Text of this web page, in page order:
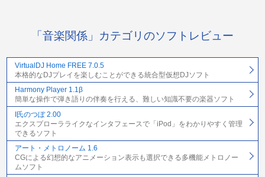
「音楽関係」カテゴリのソフトレビュー
VirtualDJ Home FREE 7.0.5
本格的なDJプレイを楽しむことができる統合型仮想DJソフト
Harmony Player 1.1β
簡単な操作で弾き語りの伴奏を行える、難しい知識不要の楽器ソフト
I氏のつぼ 2.00
エクスプローラライクなインタフェースで「iPod」をわかりやすく管理
できるソフト
アート・メトロノーム 1.6
CGによる幻想的なアニメーション表示も選択できる多機能メトロノー
ムソフト